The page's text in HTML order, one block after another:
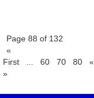
Page 88 of 132
«
First
60 70 80 «
»